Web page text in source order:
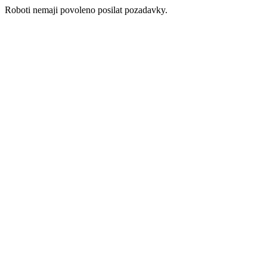
Roboti nemaji povoleno posilat pozadavky.